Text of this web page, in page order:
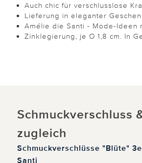
Auch chic für verschlusslose
Lieferung in eleganter
Amélie die Santi - Mode-Ideen
Zinklegierung, je Ø 1,8 cm. In
Schmuckverschluss
zugleich
Schmuckverschlüsse "Blüte"
Santi